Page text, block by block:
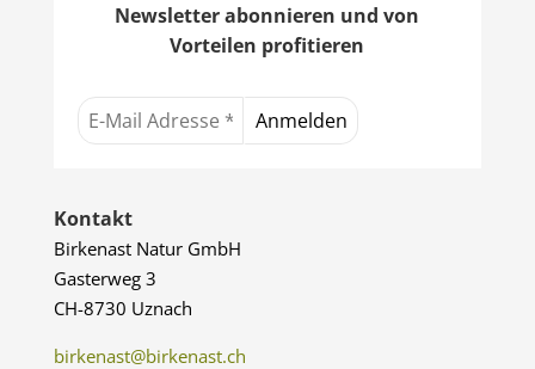
Newsletter abonnieren und von
Vorteilen profitieren
Kontakt
Birkenast Natur GmbH
Gasterweg 3
CH-8730 Uznach
birkenast@birkenast.ch